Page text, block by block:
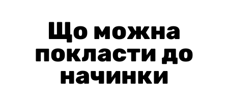
Що можна
покласти до
начинки